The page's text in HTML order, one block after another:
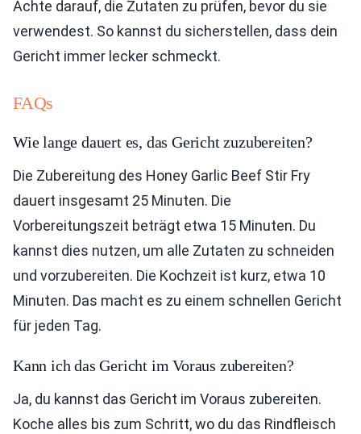
Achte darauf, die Zutaten zu prüfen, bevor du sie
verwendest. So kannst du sicherstellen, dass dein
Gericht immer lecker schmeckt.
FAQs
Wie lange dauert es, das Gericht zuzubereiten?
Die Zubereitung des Honey Garlic Beef Stir Fry
dauert insgesamt 25 Minuten. Die
Vorbereitungszeit beträgt etwa 15 Minuten. Du
kannst dies nutzen, um alle Zutaten zu schneiden
und vorzubereiten. Die Kochzeit ist kurz, etwa 10
Minuten. Das macht es zu einem schnellen Gericht
für jeden Tag.
Kann ich das Gericht im Voraus zubereiten?
Ja, du kannst das Gericht im Voraus zubereiten.
Koche alles bis zum Schritt, wo du das Rindfleisch